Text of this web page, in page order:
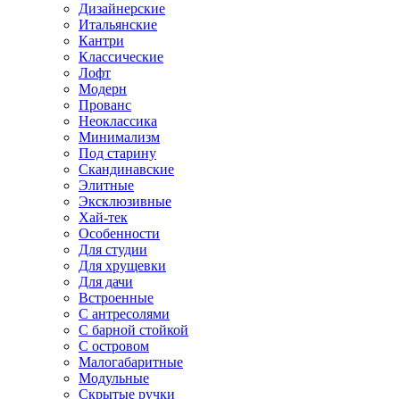
Дизайнерские
Итальянские
Кантри
Классические
Лофт
Модерн
Прованс
Неоклассика
Минимализм
Под старину
Скандинавские
Элитные
Эксклюзивные
Хай-тек
Особенности
Для студии
Для хрущевки
Для дачи
Встроенные
С антресолями
С барной стойкой
С островом
Малогабаритные
Модульные
Скрытые ручки